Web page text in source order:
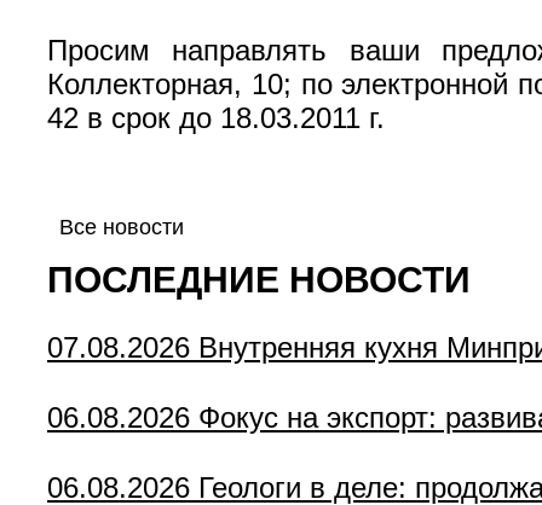
Просим направлять ваши
Коллекторная, 10; по электронной
42 в срок до 18.03.2011 г.
Все новости
ПОСЛЕДНИЕ НОВОСТИ
07.08.2026 Внутренняя кухня
06.08.2026 Фокус на экспорт:
06.08.2026 Геологи в деле: